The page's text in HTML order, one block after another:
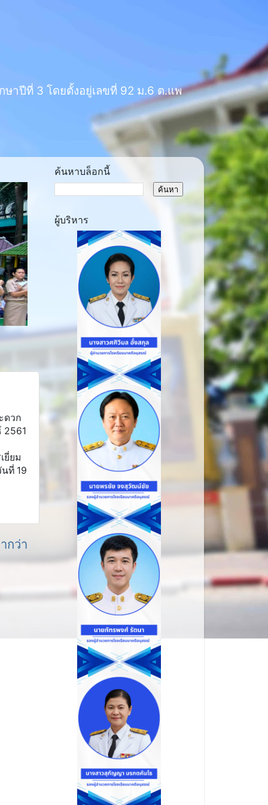
าปีที่ 3 โดยตั้งอยู่เลขที่ 92 ม.6 ต.แพ
ดวก
2561
ยี่ยม
ที่ 19
กว่า
ค้นหาบล็อกนี้
ผู้บริหาร